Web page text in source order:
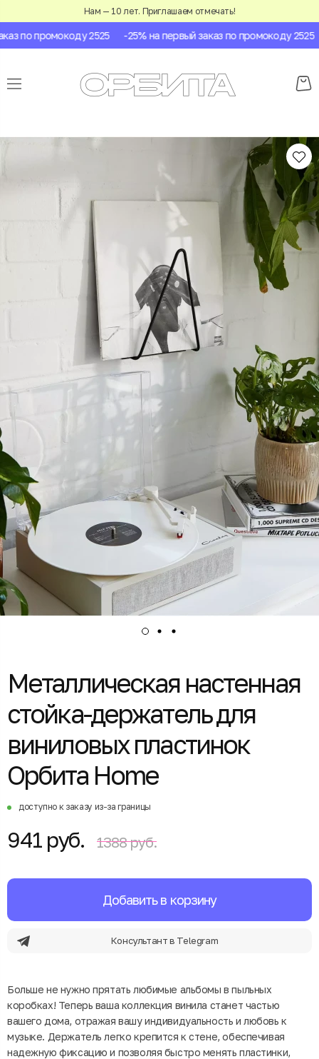
Нам — 10 лет. Приглашаем отмечать!
по промокоду 2525 -25% на первый заказ по промокоду 2525
Металлическая настенная
стойка-держатель для
виниловых пластинок
Орбита Home
доступно к заказу из-за границы
941 руб. 1388 руб.
Добавить в корзину
Консультант в Telegram
Больше не нужно прятать любимые альбомы в пыльных
коробках! Теперь ваша коллекция винила станет частью
вашего дома, отражая вашу индивидуальность и любовь к
музыке. Держатель легко крепится к стене, обеспечивая
надежную фиксацию и позволяя быстро менять пластинки,